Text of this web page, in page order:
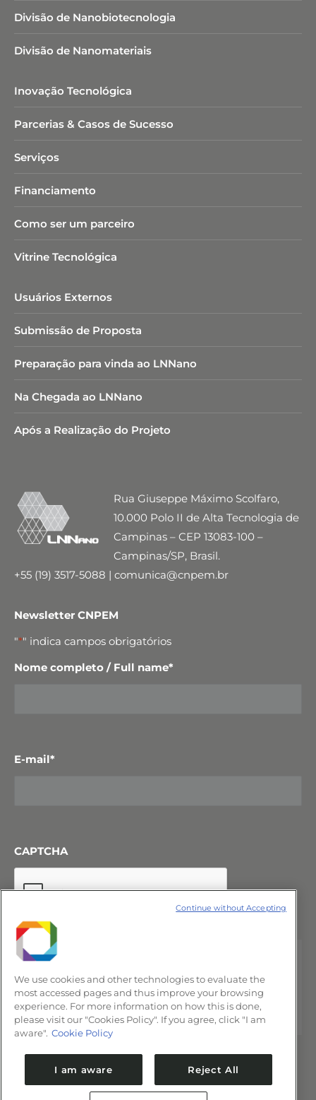
Divisão de Nanobiotecnologia​
Divisão de Nanomateriais
Inovação Tecnológica
Parcerias & Casos de Sucesso
Serviços
Financiamento
Como ser um parceiro
Vitrine Tecnológica
Usuários Externos
Submissão de Proposta
Preparação para vinda ao LNNano
Na Chegada ao LNNano
Após a Realização do Projeto
Rua Giuseppe Máximo Scolfaro,
10.000 Polo II de Alta Tecnologia de
Campinas – CEP 13083-100 –
Campinas/SP, Brasil.
+55 (19) 3517-5088 | comunica@cnpem.br
Newsletter CNPEM
"*" indica campos obrigatórios
Nome completo / Full name*
E-mail*
CAPTCHA
We use cookies and other technologies to evaluate the
most accessed pages and thus improve your browsing
experience. For more information on how this is done,
please visit our "Cookies Policy". If you agree, click "I am
aware". Cookie Policy
I am aware Reject All
Continue without Accepting